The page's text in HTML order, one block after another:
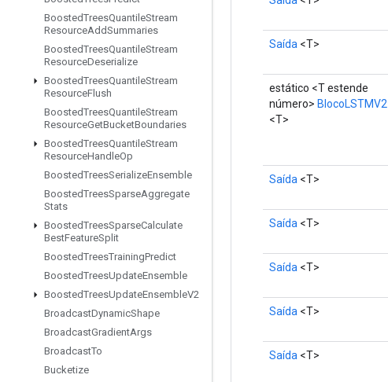
BoostedTreesQuantileStream
ResourceAddSummaries
BoostedTreesQuantileStream
ResourceDeserialize
BoostedTreesQuantileStream
ResourceFlush
BoostedTreesQuantileStream
ResourceGetBucketBoundaries
BoostedTreesQuantileStream
ResourceHandleOp
BoostedTreesSerializeEnsemble
BoostedTreesSparseAggregate
Stats
BoostedTreesSparseCalculate
BestFeatureSplit
BoostedTreesTrainingPredict
BoostedTreesUpdateEnsemble
BoostedTreesUpdateEnsembleV2
BroadcastDynamicShape
BroadcastGradientArgs
BroadcastTo
Bucketize
Saída <T>
estático <T estende
número> BlocoLSTMV2
<T>
Saída <T>
Saída <T>
Saída <T>
Saída <T>
Saída <T>